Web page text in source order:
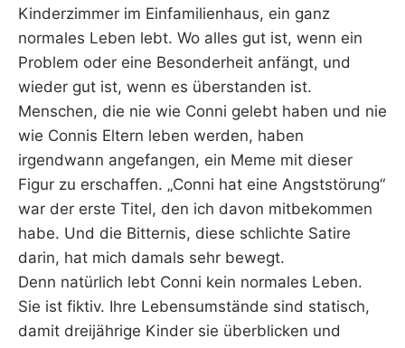
Kinderzimmer im Einfamilienhaus, ein ganz
normales Leben lebt. Wo alles gut ist, wenn ein
Problem oder eine Besonderheit anfängt, und
wieder gut ist, wenn es überstanden ist.
Menschen, die nie wie Conni gelebt haben und nie
wie Connis Eltern leben werden, haben
irgendwann angefangen, ein Meme mit dieser
Figur zu erschaffen. „Conni hat eine Angststörung“
war der erste Titel, den ich davon mitbekommen
habe. Und die Bitternis, diese schlichte Satire
darin, hat mich damals sehr bewegt.
Denn natürlich lebt Conni kein normales Leben.
Sie ist fiktiv. Ihre Lebensumstände sind statisch,
damit dreijährige Kinder sie überblicken und